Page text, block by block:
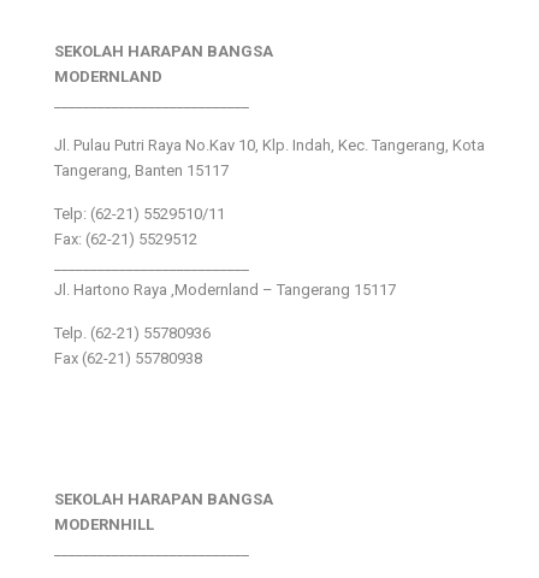
SEKOLAH HARAPAN BANGSA
MODERNLAND
Jl. Pulau Putri Raya No.Kav 10, Klp. Indah, Kec. Tangerang, Kota
Tangerang, Banten 15117
Telp: (62-21) 5529510/11
Fax: (62-21) 5529512
Jl. Hartono Raya ,Modernland – Tangerang 15117
Telp. (62-21) 55780936
Fax (62-21) 55780938
SEKOLAH HARAPAN BANGSA
MODERNHILL